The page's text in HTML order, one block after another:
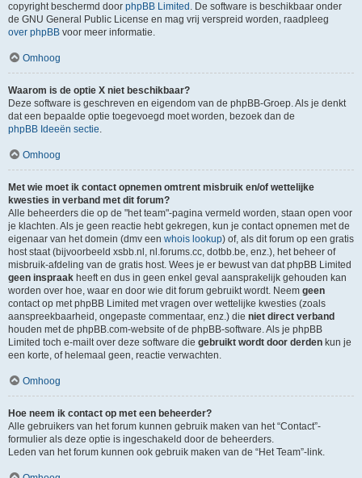
copyright beschermd door phpBB Limited . De software is beschikbaar onder
de GNU General Public License en mag vrij verspreid worden, raadpleeg
over phpBB voor meer informatie.
Omhoog
Waarom is de optie X niet beschikbaar?
Deze software is geschreven en eigendom van de phpBB-Groep. Als je denkt
dat een bepaalde optie toegevoegd moet worden, bezoek dan de
phpBB Ideeën sectie.
Omhoog
Met wie moet ik contact opnemen omtrent misbruik en/of wettelijke
kwesties in verband met dit forum?
Alle beheerders die op de "het team"-pagina vermeld worden, staan open voor
je klachten. Als je geen reactie hebt gekregen, kun je contact opnemen met de
eigenaar van het domein (dmv een whois lookup) of, als dit forum op een gratis
host staat (bijvoorbeeld xsbb.nl, nl.forums.cc, dotbb.be, enz.), het beheer of
misbruik-afdeling van de gratis host. Wees je er bewust van dat phpBB Limited
geen inspraak heeft en dus in geen enkel geval aansprakelijk gehouden kan
worden over hoe, waar en door wie dit forum gebruikt wordt. Neem geen
contact op met phpBB Limited met vragen over wettelijke kwesties (zoals
aanspreekbaarheid, ongepaste commentaar, enz.) die niet direct verband
houden met de phpBB.com-website of de phpBB-software. Als je phpBB
Limited toch e-mailt over deze software die gebruikt wordt door derden kun je
een korte, of helemaal geen, reactie verwachten.
Omhoog
Hoe neem ik contact op met een beheerder?
Alle gebruikers van het forum kunnen gebruik maken van het “Contact”-
formulier als deze optie is ingeschakeld door de beheerders.
Leden van het forum kunnen ook gebruik maken van de “Het Team”-link.